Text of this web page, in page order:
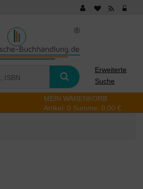
Erweiterte
Suche
MEIN WARENKORB
Artikel: 0 Summe: 0,00 €